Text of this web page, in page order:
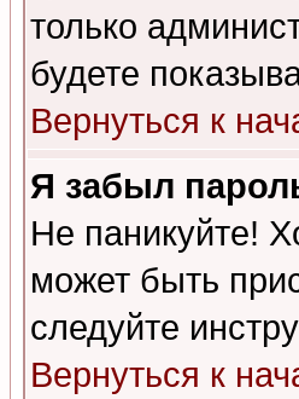
только
будете
Вернуться к
Я забыл
Не паникуйте!
может быть
следуйте
Вернуться к